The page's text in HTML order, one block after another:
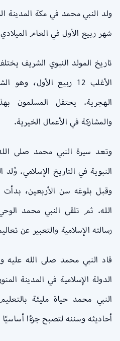
ولد النبي محمد في مكة المدينة
شهر ربيع الأول في العام الميلادي 570 ميلادي.
تاريخ المولد النبوي الشريف
الأغلب 12 ربيع الأول،
الهجرية. يحتفل المسلمون
والمشاركة في الأعمال الخيرية.
وتعد سيرة النبي محمد صلى
النبوية في التاريخ الإسلامي.
وقبل بلوغه سن الأربعين،
الله. ثم تلقى النبي محمد
رسالته الإسلامية والتعبير عن
قاد النبي محمد صلى الله عليه
الدولة الإسلامية في المدينة
النبي محمد حياة مليئة
أحاديثه وسننه لتصبح جزءًا